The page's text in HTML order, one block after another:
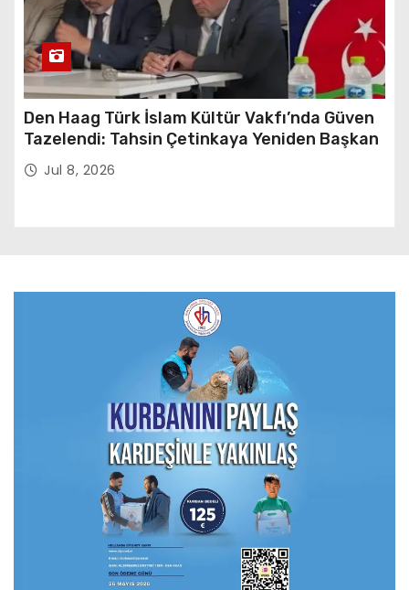
Den Haag Türk İslam Kültür Vakfı’nda Güven
Tazelendi: Tahsin Çetinkaya Yeniden Başkan
Jul 8, 2026